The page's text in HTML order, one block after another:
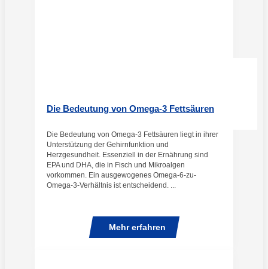
Die Bedeutung von Omega-3 Fettsäuren
Die Bedeutung von Omega-3 Fettsäuren liegt in ihrer
Unterstützung der Gehirnfunktion und
Herzgesundheit. Essenziell in der Ernährung sind
EPA und DHA, die in Fisch und Mikroalgen
vorkommen. Ein ausgewogenes Omega-6-zu-
Omega-3-Verhältnis ist entscheidend. ...
Mehr erfahren